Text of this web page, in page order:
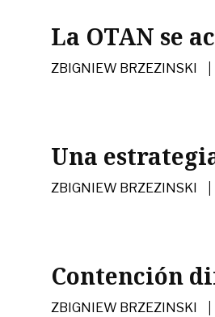
La OTAN se
ZBIGNIEW BRZEZINSKI |
Una
ZBIGNIEW BRZEZINSKI |
Contención
ZBIGNIEW BRZEZINSKI |